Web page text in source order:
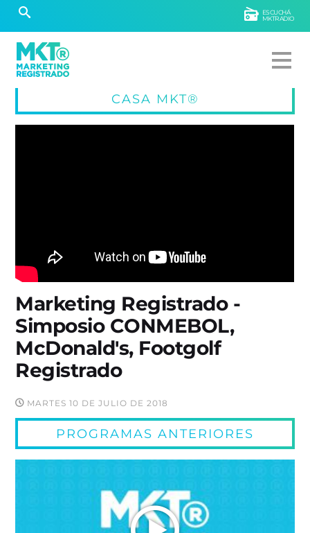
ESCUCHÁ
MKTRADIO
CASA MKT®
Marketing Registrado -
Simposio CONMEBOL,
McDonald's, Footgolf
Registrado
MARTES 10 DE JULIO DE 2018
PROGRAMAS ANTERIORES